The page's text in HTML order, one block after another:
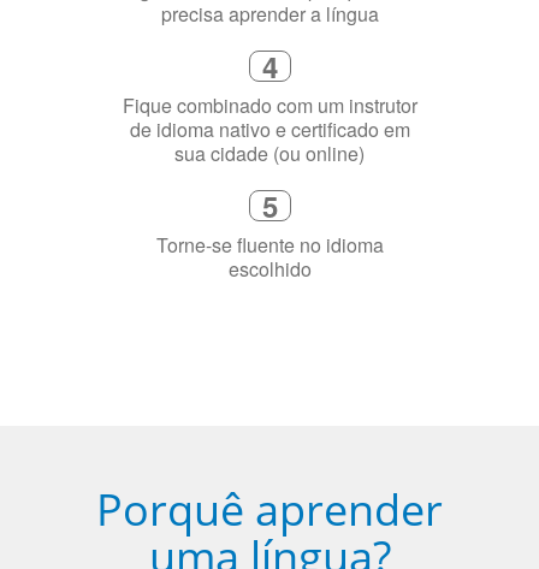
Fique combinado com um instrutor
de idioma nativo e certificado em
sua cidade (ou online)
5
Torne-se fluente no idioma
escolhido
Porquê aprender
uma língua?